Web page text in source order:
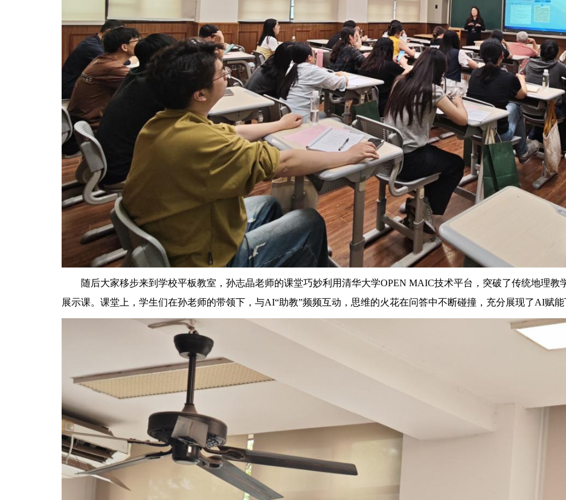
随后大家移步来到学校平板教室，孙志晶老师的课堂巧妙利用清华大学OPEN MAIC技术平台，突破了传统地理教
展示课。课堂上，学生们在孙老师的带领下，与AI“助教”频频互动，思维的火花在问答中不断碰撞，充分展现了AI赋能